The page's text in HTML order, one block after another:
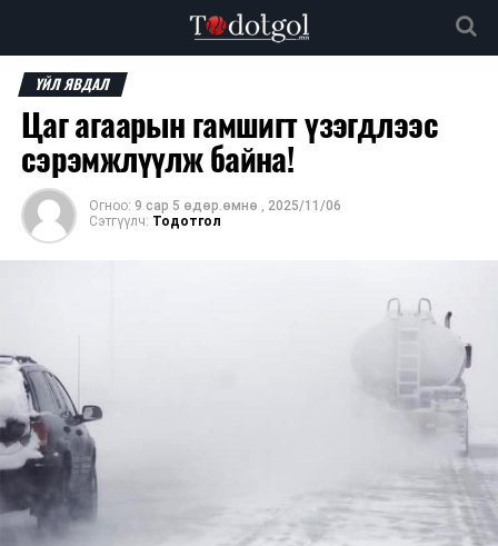
ҮЙЛ ЯВДАЛ
Цаг агаарын гамшигт үзэгдлээс
сэрэмжлүүлж байна!
Огноо: 9 сар 5 өдөр.өмнө , 2025/11/06
Сэтгүүлч: Тодотгол